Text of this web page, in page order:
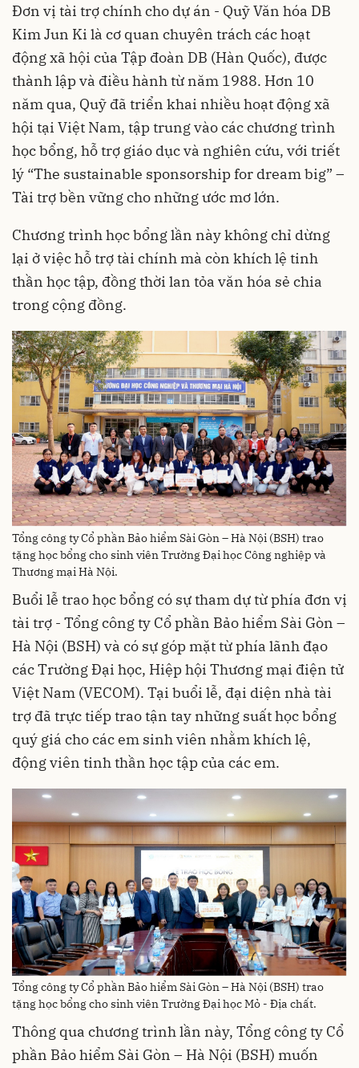
Đơn vị tài trợ chính cho dự án - Quỹ Văn hóa DB
Kim Jun Ki là cơ quan chuyên trách các hoạt
động xã hội của Tập đoàn DB (Hàn Quốc), được
thành lập và điều hành từ năm 1988. Hơn 10
năm qua, Quỹ đã triển khai nhiều hoạt động xã
hội tại Việt Nam, tập trung vào các chương trình
học bổng, hỗ trợ giáo dục và nghiên cứu, với triết
lý “The sustainable sponsorship for dream big” –
Tài trợ bền vững cho những ước mơ lớn.
Chương trình học bổng lần này không chỉ dừng
lại ở việc hỗ trợ tài chính mà còn khích lệ tinh
thần học tập, đồng thời lan tỏa văn hóa sẻ chia
trong cộng đồng.
Tổng công ty Cổ phần Bảo hiểm Sài Gòn – Hà Nội (BSH) trao
tặng học bổng cho sinh viên Trường Đại học Công nghiệp và
Thương mại Hà Nội.
Buổi lễ trao học bổng có sự tham dự từ phía đơn vị
tài trợ - Tổng công ty Cổ phần Bảo hiểm Sài Gòn –
Hà Nội (BSH) và có sự góp mặt từ phía lãnh đạo
các Trường Đại học, Hiệp hội Thương mại điện tử
Việt Nam (VECOM). Tại buổi lễ, đại diện nhà tài
trợ đã trực tiếp trao tận tay những suất học bổng
quý giá cho các em sinh viên nhằm khích lệ,
động viên tinh thần học tập của các em.
Tổng công ty Cổ phần Bảo hiểm Sài Gòn – Hà Nội (BSH) trao
tặng học bổng cho sinh viên Trường Đại học Mỏ - Địa chất.
Thông qua chương trình lần này, Tổng công ty Cổ
phần Bảo hiểm Sài Gòn – Hà Nội (BSH) muốn